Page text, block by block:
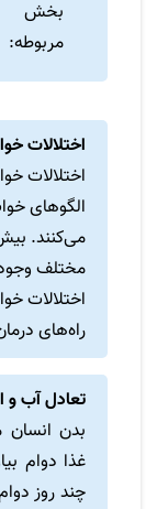
بخش
مربوطه:
اختلالات
اختلالات
الگوهای
مختلف وجود
اختلالات
راه‌های
تعادل آب و
بدن انسان
غذا دوام
چند روز